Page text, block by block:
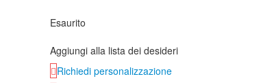
Esaurito
Aggiungi alla lista dei desideri
Richiedi personalizzazione